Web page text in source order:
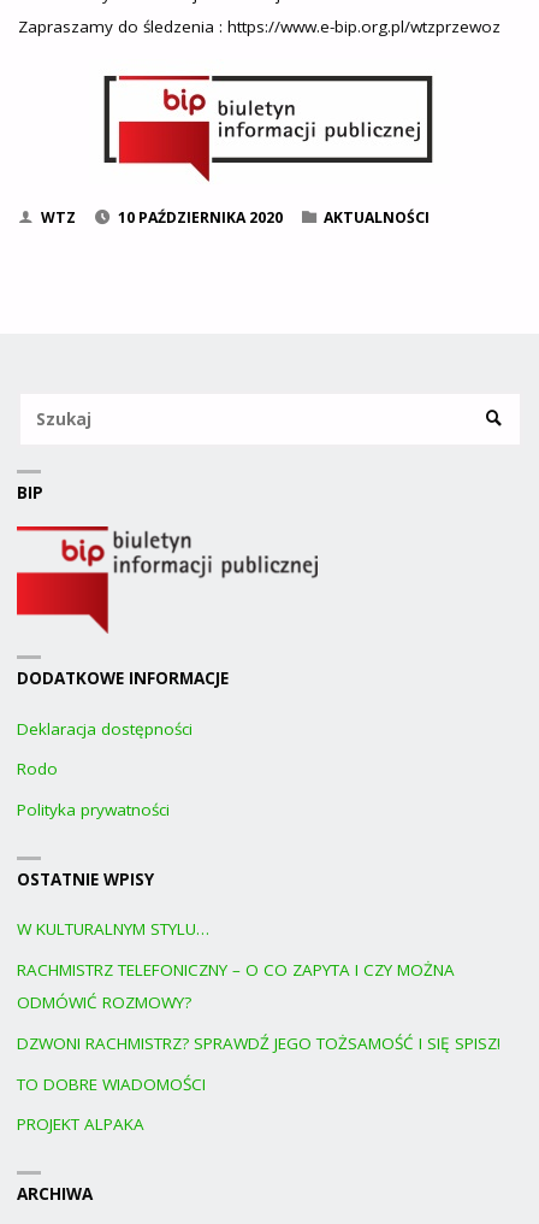
Zapraszamy do śledzenia : https://www.e-bip.org.pl/wtzprzewoz
WTZ 10 PAŹDZIERNIKA 2020 AKTUALNOŚCI
BIP
DODATKOWE INFORMACJE
Deklaracja dostępności
Rodo
Polityka prywatności
OSTATNIE WPISY
W KULTURALNYM STYLU…
RACHMISTRZ TELEFONICZNY – O CO ZAPYTA I CZY MOŻNA
ODMÓWIĆ ROZMOWY?
DZWONI RACHMISTRZ? SPRAWDŹ JEGO TOŻSAMOŚĆ I SIĘ SPISZ!
TO DOBRE WIADOMOŚCI
PROJEKT ALPAKA
ARCHIWA